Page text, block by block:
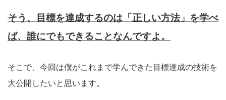
そう、目標を達成するのは「正しい方法」を学べ
ば、誰にでもできることなんですよ。
そこで、今回は僕がこれまで学んできた目標達成の技術を
大公開したいと思います。